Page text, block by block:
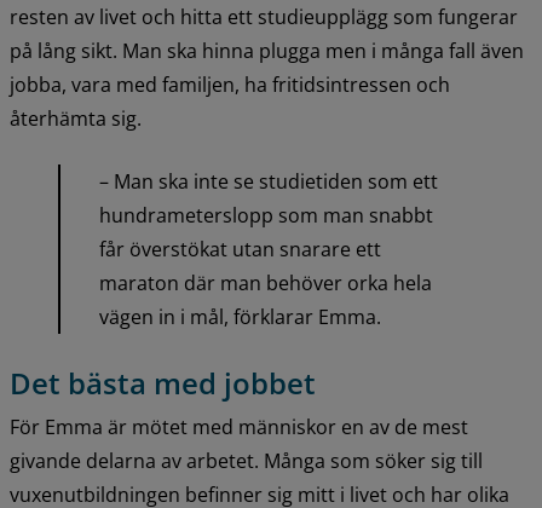
resten av livet och hitta ett studieupplägg som fungerar
på lång sikt. Man ska hinna plugga men i många fall även
jobba, vara med familjen, ha fritidsintressen och
återhämta sig.
– Man ska inte se studietiden som ett
hundrameterslopp som man snabbt
får överstökat utan snarare ett
maraton där man behöver orka hela
vägen in i mål, förklarar Emma.
Det bästa med jobbet
För Emma är mötet med människor en av de mest
givande delarna av arbetet. Många som söker sig till
vuxenutbildningen befinner sig mitt i livet och har olika